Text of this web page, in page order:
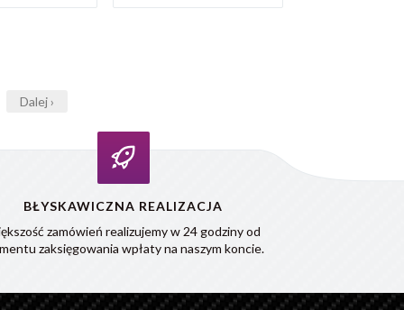
Dalej ›
BŁYSKAWICZNA REALIZACJA
zamówień realizujemy w 24 godziny od
zaksięgowania wpłaty na naszym koncie.